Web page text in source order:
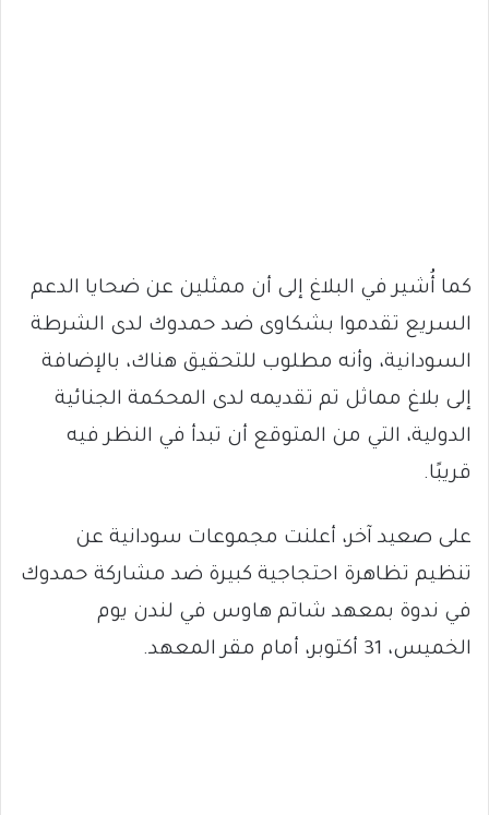
كما أُشير في البلاغ إلى أن ممثلين عن ضحايا الدعم
السريع تقدموا بشكاوى ضد حمدوك لدى الشرطة
السودانية، وأنه مطلوب للتحقيق هناك، بالإضافة
إلى بلاغ مماثل تم تقديمه لدى المحكمة الجنائية
الدولية، التي من المتوقع أن تبدأ في النظر فيه
قريبًا.
على صعيد آخر، أعلنت مجموعات سودانية عن
تنظيم تظاهرة احتجاجية كبيرة ضد مشاركة حمدوك
في ندوة بمعهد شاتم هاوس في لندن يوم
الخميس، 31 أكتوبر، أمام مقر المعهد.